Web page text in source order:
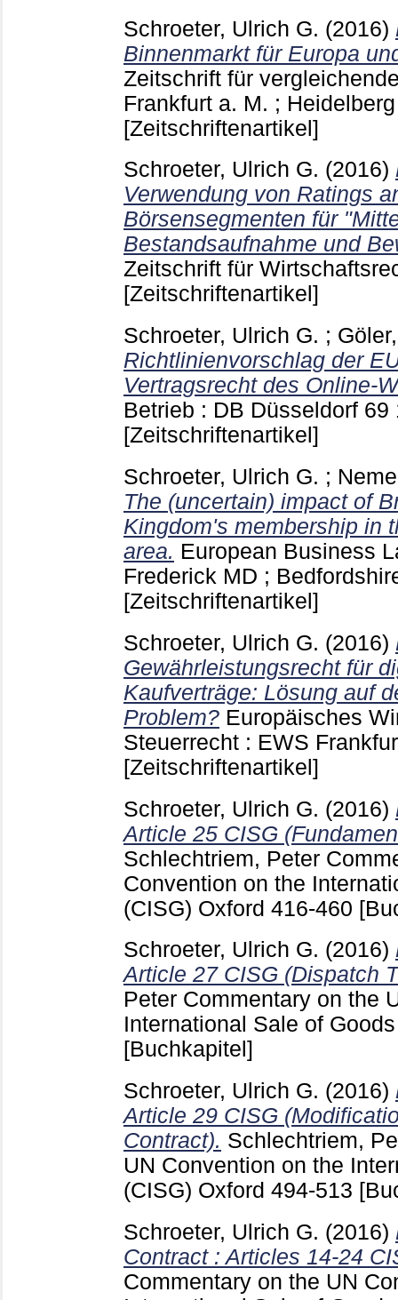
Schroeter, Ulrich G. (2016)
Binnenmarkt für Europa
Zeitschrift für
Frankfurt a. M. ;
[Zeitschriftenartikel]
Schroeter, Ulrich G. (2016)
Verwendung von Ratings
Börsensegmenten für
Bestandsaufnahme und
Zeitschrift für
[Zeitschriftenartikel]
Schroeter, Ulrich G. ;
Richtlinienvorschlag der
Vertragsrecht des Online-
Betrieb : DB Düsseldorf 69
[Zeitschriftenartikel]
Schroeter, Ulrich G. ;
The (uncertain) impact of
Kingdom's membership in
area. European Business
Frederick MD ;
[Zeitschriftenartikel]
Schroeter, Ulrich G. (2016)
Gewährleistungsrecht für
Kaufverträge: Lösung auf
Problem? Europäisches
Steuerrecht : EWS
[Zeitschriftenartikel]
Schroeter, Ulrich G. (2016)
Article 25 CISG
Schlechtriem, Peter
Convention on the
(CISG) Oxford 416-460
Schroeter, Ulrich G. (2016)
Article 27 CISG (Dispatch
Peter Commentary on the
International Sale of
[Buchkapitel]
Schroeter, Ulrich G. (2016)
Article 29 CISG
Contract). Schlechtriem,
UN Convention on the
(CISG) Oxford 494-513
Schroeter, Ulrich G. (2016)
Contract : Articles 14-24
Commentary on the UN